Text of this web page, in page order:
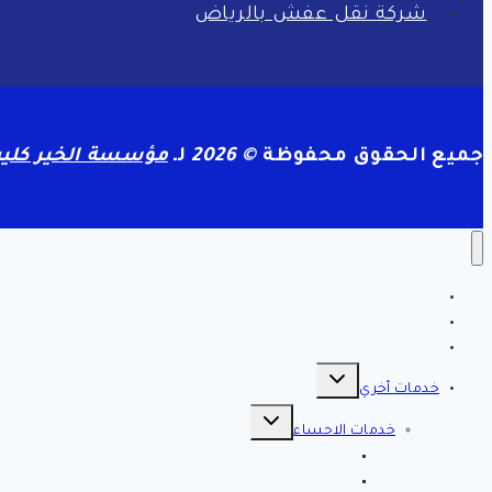
شركة نقل عفش بالرياض
جميع الحقوق محفوظة© 2026 لـمؤسسة الخير
خدمات أخري
تبديل
خدمات الاحساء
تبديل